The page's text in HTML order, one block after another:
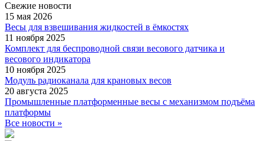
Свежие новости
15 мая 2026
Весы для взвешивания жидкостей в ёмкостях
11 ноября 2025
Комплект для беспроводной связи весового датчика и
весового индикатора
10 ноября 2025
Модуль радиоканала для крановых весов
20 августа 2025
Промышленные платформенные весы с механизмом подъёма
платформы
Все новости »